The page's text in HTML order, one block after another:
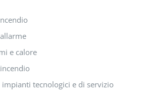
e calore
impianti tecnologici e di servizio